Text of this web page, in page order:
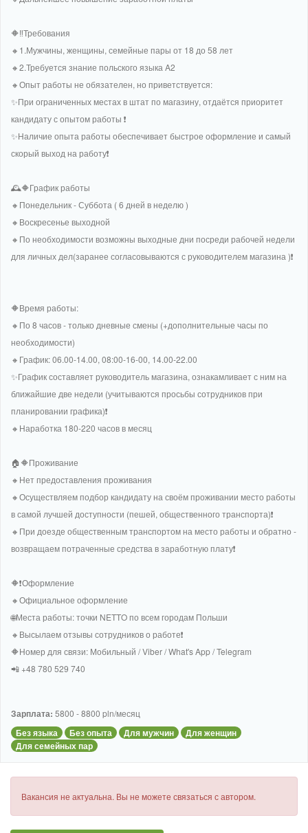
🔶‼Требования
🔸1.Мужчины, женщины, семейные пары от 18 до 58 лет
🔸2.Требуется знание польского языка A2
🔸Опыт работы не обязателен, но приветствуется:
✨️При ограниченных местах в штат по магазину, отдаётся приоритет
кандидату с опытом работы ❗
✨️Наличие опыта работы обеспечивает быстрое оформление и самый
скорый выход на работу❗
🕰🔶График работы
🔸Понедельник - Суббота ( 6 дней в неделю )
🔸Воскресенье выходной
🔸По необходимости возможны выходные дни посреди рабочей недели
для личных дел(заранее согласовываются с руководителем магазина )❗
🔶Время работы:
🔸По 8 часов - только дневные смены (+дополнительные часы по
необходимости)
🔸График: 06.00-14.00, 08:00-16-00, 14.00-22.00
✨️График составляет руководитель магазина, ознакамливает с ним на
ближайшие две недели (учитываются просьбы сотрудников при
планировании графика)❗
🔸Наработка 180-220 часов в месяц
🏠🔶Проживание
🔸Нет предоставления проживания
🔸Осуществляем подбор кандидату на своём проживании место работы
в самой лучшей доступности (пешей, общественного транспорта)❗
🔸При доезде общественным транспортом на место работы и обратно -
возвращаем потраченные средства в заработную плату❗
🔶❗Оформление
🔸Официальное оформление
🌐Места работы: точки NETTO по всем городам Польши
🔸Высылаем отзывы сотрудников о работе❗
🔶Номер для связи: Мобильный / Viber / What's App / Telegram
📲 +48 780 529 740
Зарплата: 5800 - 8800 pln/месяц
Без языка Без опыта Для мужчин
Для женщин
Для семейных пар
Вакансия не актуальна. Вы не можете связаться с автором.